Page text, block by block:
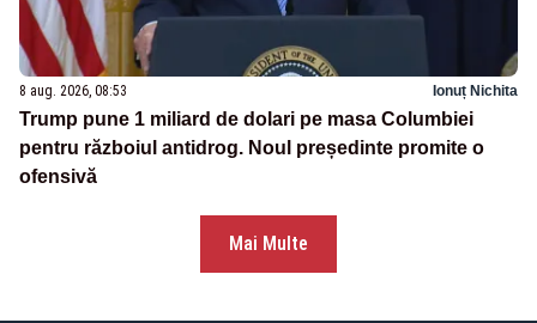
8 aug. 2026, 08:53 Ionuț Nichita
Trump pune 1 miliard de dolari pe masa Columbiei
pentru războiul antidrog. Noul președinte promite o
ofensivă
Mai Multe